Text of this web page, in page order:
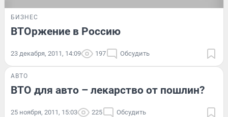
БИЗНЕС
ВТОржение в Россию
23 декабря, 2011, 14:09 197 Обсудить
АВТО
ВТО для авто – лекарство от пошлин?
25 ноября, 2011, 15:03 225 Обсудить